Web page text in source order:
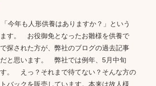
今年も人形供養はありますか？」という
す。 お役御免となったお雛様を供養で
探された方が、弊社のブログの過去記事
と思います。 弊社では例年、5月中旬
。 えっ？それまで待てない？そんな方の
バックを販売しています。本来は故人様